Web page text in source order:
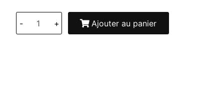
- + Ajouter au panier